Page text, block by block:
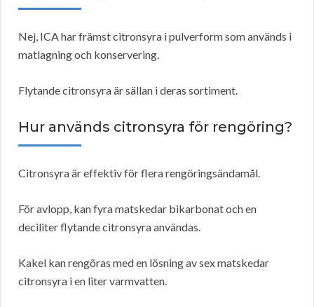
Nej, ICA har främst citronsyra i pulverform som används i
matlagning och konservering.
Flytande citronsyra är sällan i deras sortiment.
Hur används citronsyra för rengöring?
Citronsyra är effektiv för flera rengöringsändamål.
För avlopp, kan fyra matskedar bikarbonat och en
deciliter flytande citronsyra användas.
Kakel kan rengöras med en lösning av sex matskedar
citronsyra i en liter varmvatten.